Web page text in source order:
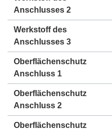
Anschlusses 2
Werkstoff des
Anschlusses 3
Oberflächenschutz
Anschluss 1
Oberflächenschutz
Anschluss 2
Oberflächenschutz